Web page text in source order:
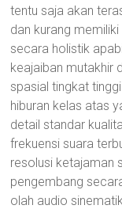
tentu saja akan
dan kurang
secara holistik
keajaiban mutakhir
spasial tingkat
hiburan kelas atas
detail standar
frekuensi suara
resolusi ketajaman
pengembang
olah audio